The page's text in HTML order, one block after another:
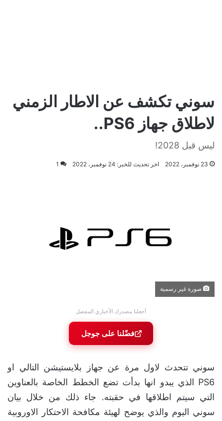
سوني تكشف عن الاطار الزمني
لاطلاق جهاز PS6..
ليس قبل 2028!
23 نوفمبر، 2022 اخر تحديث للخبر: 24 نوفمبر، 2022 1
صورة غير رسمية
أجعلنا مصدرك الأخباري المفضل
فضّلنا على جوجل
سوني تتحدث لاول مرة عن جهاز بلايستيشن التالي او
PS6 الذي يبدو انها بدأت تضع الخطط الخاصة بالعناوين
التي سيتم اطلاقها في حقبته. جاء ذلك من خلال بيان
سوني اليوم والذي يوضح لهيئة مكافحة الاحتكار الاوروبية